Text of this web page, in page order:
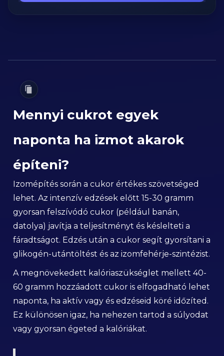
Mennyi cukrot egyek
naponta ha izmot akarok
építeni?
Izomépítés során a cukor értékes szövetséged
lehet. Az intenzív edzések előtt 15-30 gramm
gyorsan felszívódó cukor (például banán,
datolya) javítja a teljesítményt és késlelteti a
fáradtságot. Edzés után a cukor segít gyorsítani a
glikogén-utántöltést és az izomfehérje-szintézist.
A megnövekedett kalóriaszükséglet mellett 40-
60 gramm hozzáadott cukor is elfogadható lehet
naponta, ha aktív vagy és edzéseid köré időzíted.
Ez különösen igaz, ha nehezen tartod a súlyodat
vagy gyorsan égeted a kalóriákat.